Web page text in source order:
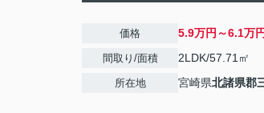
価格 5.9万円～6.1万円
間取り/面積 2LDK/57.71㎡
所在地 宮崎県北諸県郡